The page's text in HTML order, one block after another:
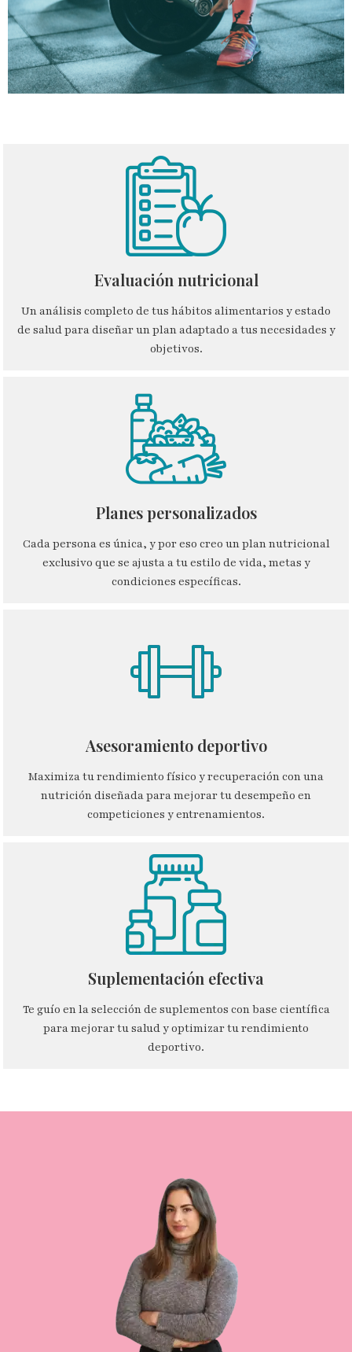
Evaluación nutricional
Un análisis completo de tus hábitos alimentarios y estado
de salud para diseñar un plan adaptado a tus necesidades y
objetivos.
Planes personalizados​
Cada persona es única, y por eso creo un plan nutricional
exclusivo que se ajusta a tu estilo de vida, metas y
condiciones específicas.
Asesoramiento deportivo​
Maximiza tu rendimiento físico y recuperación con una
nutrición diseñada para mejorar tu desempeño en
competiciones y entrenamientos.
Suplementación efectiva​
Te guío en la selección de suplementos con base científica
para mejorar tu salud y optimizar tu rendimiento
deportivo.